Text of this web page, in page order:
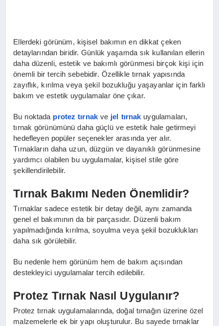
Ellerdeki görünüm, kişisel bakımın en dikkat çeken
detaylarından biridir. Günlük yaşamda sık kullanılan ellerin
daha düzenli, estetik ve bakımlı görünmesi birçok kişi için
önemli bir tercih sebebidir. Özellikle tırnak yapısında
zayıflık, kırılma veya şekil bozukluğu yaşayanlar için farklı
bakım ve estetik uygulamalar öne çıkar.
Bu noktada protez tırnak ve jel tırnak uygulamaları,
tırnak görünümünü daha güçlü ve estetik hale getirmeyi
hedefleyen popüler seçenekler arasında yer alır.
Tırnakların daha uzun, düzgün ve dayanıklı görünmesine
yardımcı olabilen bu uygulamalar, kişisel stile göre
şekillendirilebilir.
Tırnak Bakımı Neden Önemlidir?
Tırnaklar sadece estetik bir detay değil, aynı zamanda
genel el bakımının da bir parçasıdır. Düzenli bakım
yapılmadığında kırılma, soyulma veya şekil bozuklukları
daha sık görülebilir.
Bu nedenle hem görünüm hem de bakım açısından
destekleyici uygulamalar tercih edilebilir.
Protez Tırnak Nasıl Uygulanır?
Protez tırnak uygulamalarında, doğal tırnağın üzerine özel
malzemelerle ek bir yapı oluşturulur. Bu sayede tırnaklar